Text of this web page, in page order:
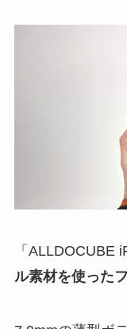
「ALLDOCUBE
ル素材を使った